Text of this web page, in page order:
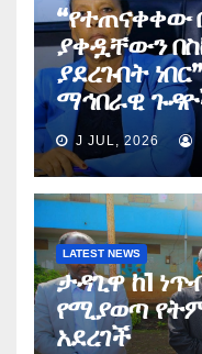
ያቀዷቸውን
ያደረጉበት
ማኅበራዊ
J JUL, 2026
LATEST NEWS
ታዳጊዋ ከ1
የሚያወጣ
አደረገች